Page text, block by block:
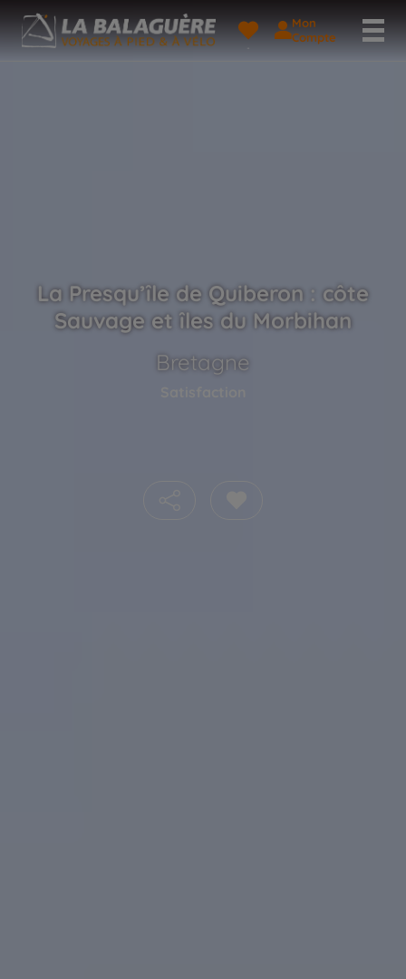
Mon
Compte
La Presqu’île de Quiberon : côte
Sauvage et îles du Morbihan
Bretagne